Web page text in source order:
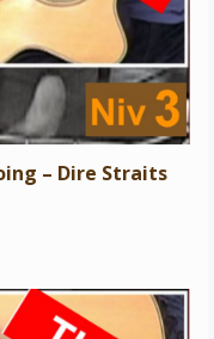
– Dire Straits